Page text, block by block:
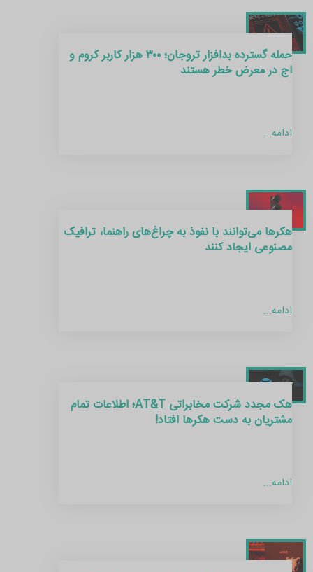
حمله گسترده بدافزار تروجان؛ ۳۰۰ هزار کاربر کروم و
اج در معرض خطر هستند
ادامه...
هکرها می‌توانند با نفوذ به چراغ‌های راهنما، ترافیک
مصنوعی ایجاد کنند
ادامه...
هک مجدد شرکت مخابراتی AT&T؛ اطلاعات تمام
مشتریان به دست هکرها افتاد!
ادامه...